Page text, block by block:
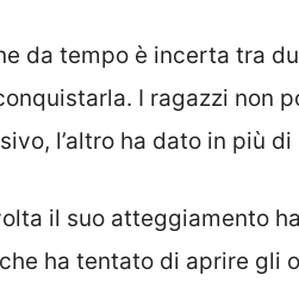
da tempo è incerta tra
I ragazzi non
l’altro ha dato in più
il suo atteggiamento
ha tentato di aprire gli